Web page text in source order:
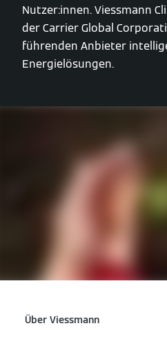
Nutzer:innen. Viessmann
der Carrier Global
führenden Anbieter
Energielösungen.
Über Viessmann